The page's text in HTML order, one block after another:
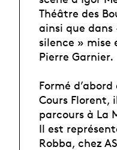
Théâtre des
ainsi que
silence » mise
Pierre Garnier.
Formé
Cours Florent,
parcours à La
Il est
Robba, chez